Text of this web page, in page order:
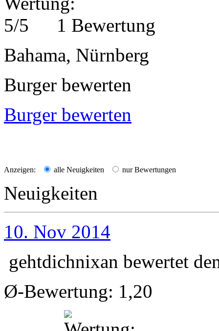
1 Bewertung
Bahama, Nürnberg
Burger bewerten
Burger bewerten
Anzeigen: alle Neuigkeiten nur Bewertungen
Neuigkeiten
10. Nov 2014
gehtdichnixan bewertet
Ø-Bewertung: 1,20